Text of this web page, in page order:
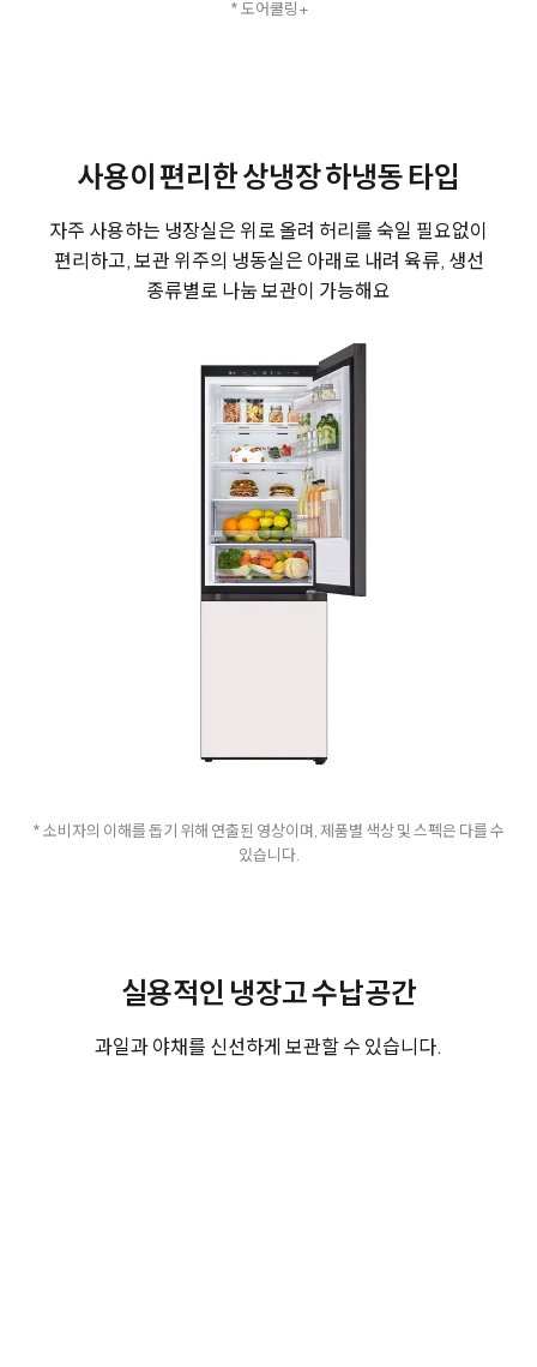
* 도어쿨링+
사용이 편리한 상냉장 하냉동 타입
자주 사용하는 냉장실은 위로 올려 허리를 숙일 필요없이
편리하고, 보관 위주의 냉동실은 아래로 내려 육류, 생선
종류별로 나눔 보관이 가능해요
* 소비자의 이해를 돕기 위해 연출된 영상이며, 제품별 색상 및 스펙은 다를 수
있습니다.
실용적인 냉장고 수납공간
과일과 야채를 신선하게 보관할 수 있습니다.